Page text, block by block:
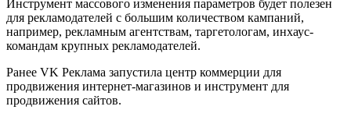
Инструмент массового изменения параметров будет полезен
для рекламодателей с большим количеством кампаний,
например, рекламным агентствам, таргетологам, инхаус-
командам крупных рекламодателей.
Ранее VK Реклама запустила центр коммерции для
продвижения интернет-магазинов и инструмент для
продвижения сайтов.